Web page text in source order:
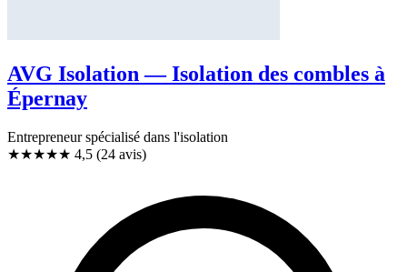
AVG Isolation — Isolation des combles à
Épernay
Entrepreneur spécialisé dans l'isolation
★★★★★ 4,5 (24 avis)